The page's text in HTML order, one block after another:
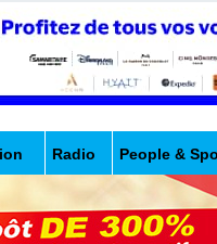
Radio People &